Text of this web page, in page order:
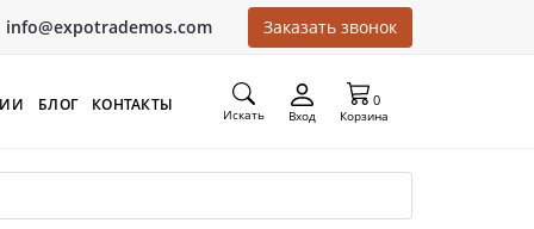
info@expotrademos.com Заказать звонок
БЛОГ КОНТАКТЫ 0
Корзина
Вход
Искать